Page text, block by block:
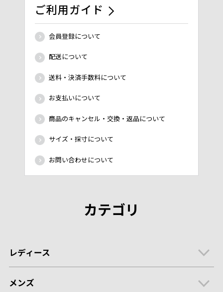
ご利用ガイド
会員登録について
配送について
送料・決済手数料について
お支払いについて
商品のキャンセル・交換・返品について
サイズ・採寸について
お問い合わせについて
カテゴリ
レディース
メンズ